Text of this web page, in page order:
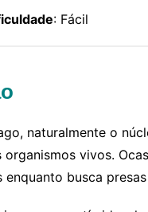
: Fácil
naturalmente o
organismos vivos.
busca